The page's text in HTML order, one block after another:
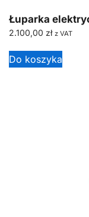
Łuparka
2.100,00 zł z VAT
Do koszyka